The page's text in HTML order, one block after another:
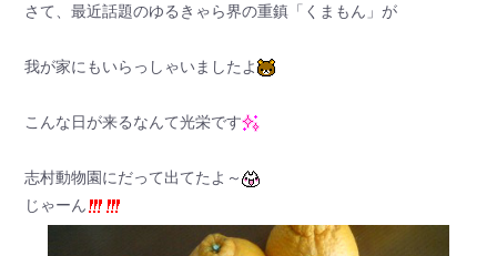
さて、最近話題のゆるきゃら界の重鎮「くまもん」が
我が家にもいらっしゃいましたよ
こんな日が来るなんて光栄です
志村動物園にだって出てたよ～
じゃーん